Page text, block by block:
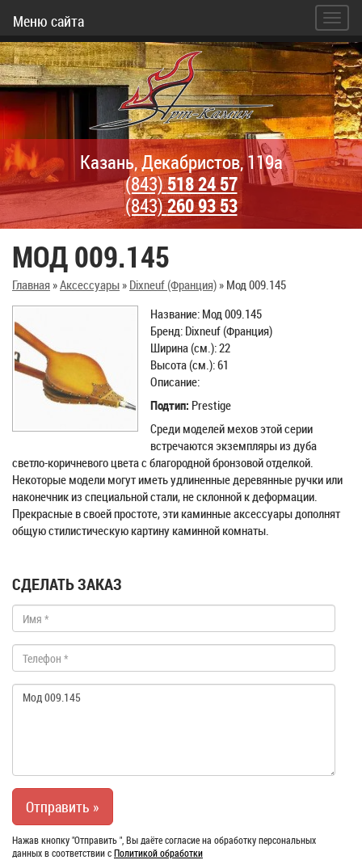
Меню сайта
Казань, Декабристов, 119а
(843)518 24 57
(843)260 93 53
МОД 009.145
Главная»Аксессуары» Dixneuf (Франция)» Мод 009.145
Название: Мод 009.145
Бренд: Dixneuf (Франция)
Ширина (см.): 22
Высота (см.): 61
Описание:
Подтип: Prestige
Среди моделей мехов этой серии
встречаются экземпляры из дуба
светло-коричневого цвета с благородной бронзовой отделкой.
Некоторые модели могут иметь удлиненные деревянные ручки или
наконечник из специальной стали, не склонной к деформации.
Прекрасные в своей простоте, эти каминные аксессуары дополнят
общую стилистическую картину каминной комнаты.
СДЕЛАТЬ ЗАКАЗ
Нажав кнопку "Отправить ", Вы даёте согласие на обработку персональных
данных в соответствии сПолитикой обработки